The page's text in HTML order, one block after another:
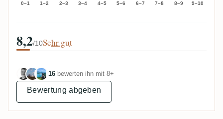
0–1 1–2 2–3 3–4 4–5 5–6 6–7 7–8 8–9 9–10
8,2/10Sehr gut
16 bewerten ihn mit 8+
Bewertung abgeben